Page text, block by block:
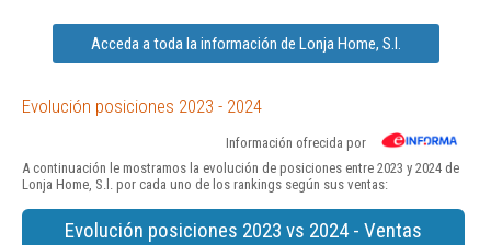
Acceda a toda la información de Lonja Home, S.l.
Evolución posiciones 2023 - 2024
Información ofrecida por
A continuación le mostramos la evolución de posiciones entre 2023 y 2024 de
Lonja Home, S.l. por cada uno de los rankings según sus ventas:
Evolución posiciones 2023 vs 2024 - Ventas